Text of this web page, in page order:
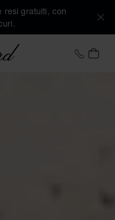
resi gratuiti, con
+39
IL